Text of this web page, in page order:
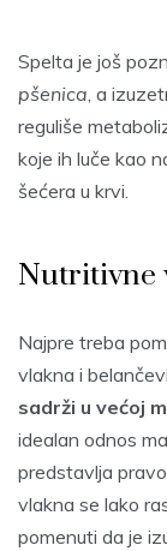
Spelta je još
pšenica, a
reguliše
koje ih luče kao
šećera u krvi.
Nutritivne
Najpre treba
vlakna i
sadrži u većoj
idealan odnos
predstavlja
vlakna se lako
pomenuti da je